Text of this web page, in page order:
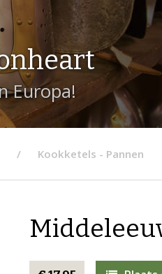
Europa!
Kookketels - Pannen